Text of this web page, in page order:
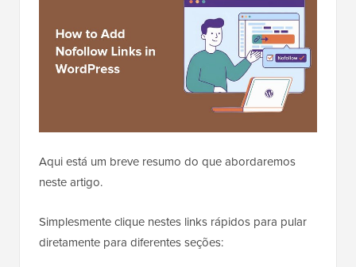
Aqui está um breve resumo do que abordaremos
neste artigo.
Simplesmente clique nestes links rápidos para pular
diretamente para diferentes seções: